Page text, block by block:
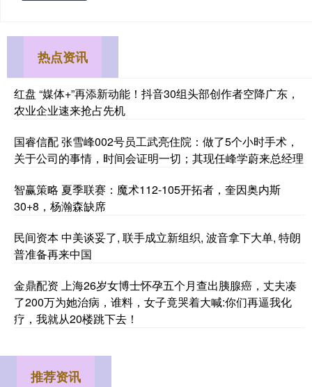
热点资讯
红盘 “媒体+”再添新动能！抖音30组头部创作者空降广东，
农业企业速来抢占先机
国睿信配 张雪峰002号员工武亮住院：做了5个小时手术，
关于公司的事情，时间会证明一切；其现任峰学蔚来总经理
智赢策略 夏季联赛：魔术112-105开拓者，奎因奥内斯
30+8，杨瀚森缺席
民间资本 中美谈妥了, 联手成立新组织, 波音拿下大单, 特朗
普准备再来中国
金鼎配资 上海26岁女博士怀孕五个月查出胰腺癌，丈夫凑
了200万为她治病，谁料，女子竟哭着大喊:你们再逼我化
疗，我就从20楼跳下去！
推荐资讯